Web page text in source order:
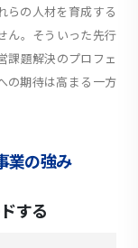
らの人材を育成する
ん。そういった先行
課題解決のプロフェ
の期待は高まる一方
業の強み
する